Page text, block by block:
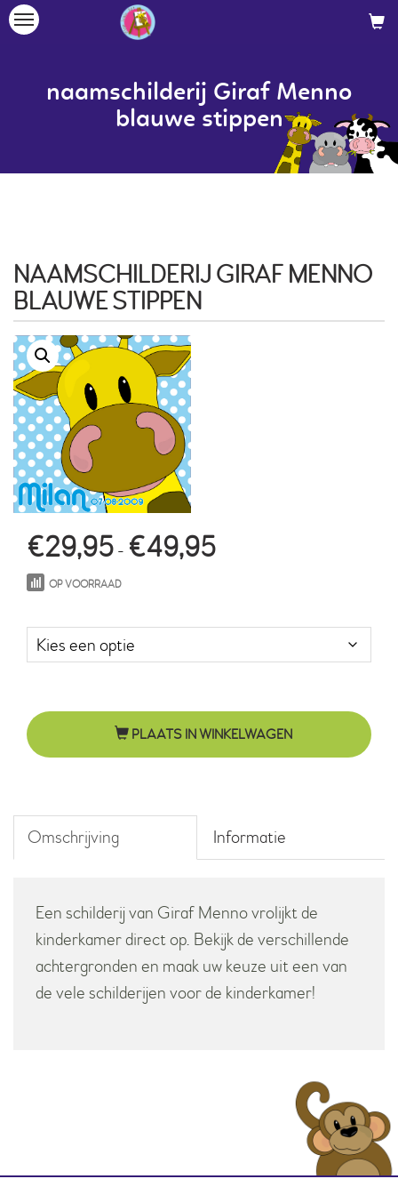
Toggle
naamschilderij Giraf Menno
blauwe stippen
NAAMSCHILDERIJ GIRAF MENNO
BLAUWE STIPPEN
€29,95 - €49,95
OP VOORRAAD
PLAATS IN WINKELWAGEN
Omschrijving Informatie
Een schilderij van Giraf Menno vrolijkt de
kinderkamer direct op. Bekijk de verschillende
achtergronden en maak uw keuze uit een van
de vele schilderijen voor de kinderkamer!